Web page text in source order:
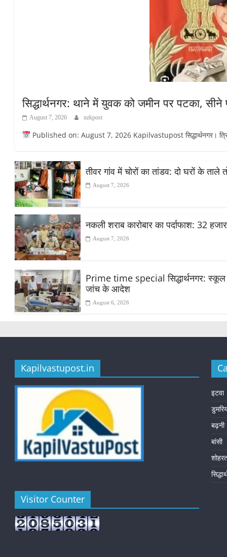
सिद्धार्थनगर: थाने में युवक को जमीन पर पटका, सीने
August 7, 2026 nzkpost
Published on: August 7, 2026 Kapilvastupost सिद्धार्थनगर।
तीवर गांव में चोरों का तांडव: दो घरों के
August 7, 2026
नकली शराब कारोबार का पर्दाफाश: 32
August 7, 2026
Prime time special सिद्धार्थनगर: स्कूल
जांच के आदेश
August 6, 2026
Kapilvastupost.in
Visitor Counter
इटवा
बढ़नी
बांसी